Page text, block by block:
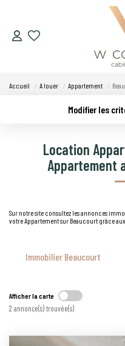
Accueil A louer Appartement
Modifier les
Sélectionnez...
Type de bien
Créer une alerte
Location
Appartement
Sur notre site consultez les annonces
votre Appartement sur Beaucourt grâce
Immobilier Beaucourt
Afficher la carte
2 annonce(s) trouvée(s)